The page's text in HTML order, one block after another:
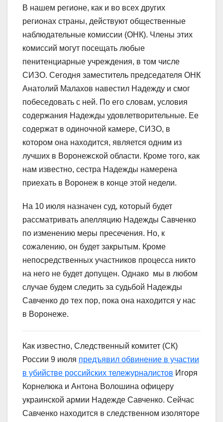
В нашем регионе, как и во всех других
регионах страны, действуют общественные
наблюдательные комиссии (ОНК). Члены этих
комиссий могут посещать любые
пенитенциарные учреждения, в том числе
СИЗО. Сегодня заместитель председателя ОНК
Анатолий Малахов навестил Надежду и смог
побеседовать с ней. По его словам, условия
содержания Надежды удовлетворительные. Ее
содержат в одиночной камере, СИЗО, в
котором она находится, является одним из
лучших в Воронежской области. Кроме того, как
нам известно, сестра Надежды намерена
приехать в Воронеж в конце этой недели.
На 10 июля назначен суд, который будет
рассматривать апелляцию Надежды Савченко
по изменению меры пресечения. Но, к
сожалению, он будет закрытым. Кроме
непосредственных участников процесса никто
на него не будет допущен. Однако мы в любом
случае будем следить за судьбой Надежды
Савченко до тех пор, пока она находится у нас
в Воронеже.
Как известно, Следственный комитет (СК)
России 9 июля предъявил обвинение в участии
в убийстве российских тележурналистов Игоря
Корнелюка и Антона Волошина офицеру
украинской армии Надежде Савченко. Сейчас
Савченко находится в следственном изоляторе